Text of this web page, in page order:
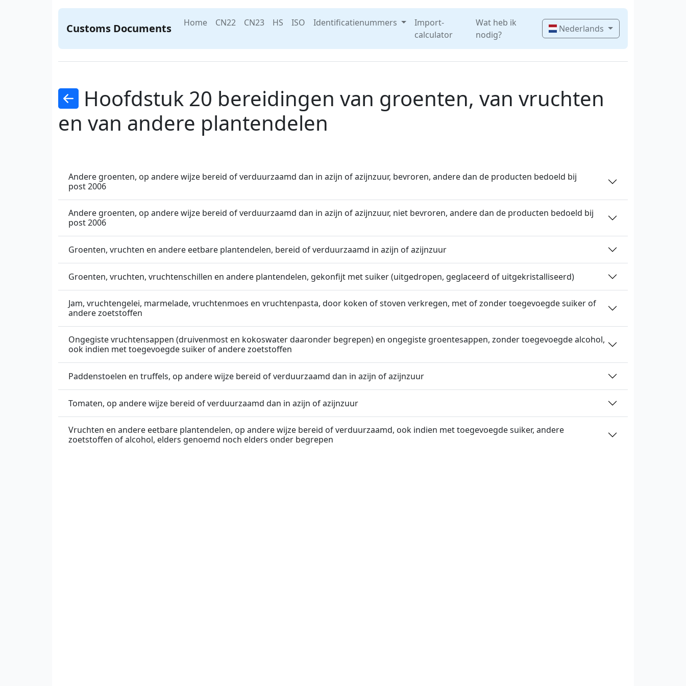
Customs Documents Home CN22 CN23 HS ISO Identificatienummers
Import-
calculator
Wat heb ik
nodig?
Nederlands
Hoofdstuk 20 bereidingen van groenten, van vruchten
en van andere plantendelen
Andere groenten, op andere wijze bereid of verduurzaamd dan in azijn of azijnzuur, bevroren, andere dan de producten bedoeld bij
post 2006
Andere groenten, op andere wijze bereid of verduurzaamd dan in azijn of azijnzuur, niet bevroren, andere dan de producten bedoeld bij
post 2006
Groenten, vruchten en andere eetbare plantendelen, bereid of verduurzaamd in azijn of azijnzuur
Groenten, vruchten, vruchtenschillen en andere plantendelen, gekonfijt met suiker (uitgedropen, geglaceerd of uitgekristalliseerd)
Jam, vruchtengelei, marmelade, vruchtenmoes en vruchtenpasta, door koken of stoven verkregen, met of zonder toegevoegde suiker of
andere zoetstoffen
Ongegiste vruchtensappen (druivenmost en kokoswater daaronder begrepen) en ongegiste groentesappen, zonder toegevoegde alcohol,
ook indien met toegevoegde suiker of andere zoetstoffen
Paddenstoelen en truffels, op andere wijze bereid of verduurzaamd dan in azijn of azijnzuur
Tomaten, op andere wijze bereid of verduurzaamd dan in azijn of azijnzuur
Vruchten en andere eetbare plantendelen, op andere wijze bereid of verduurzaamd, ook indien met toegevoegde suiker, andere
zoetstoffen of alcohol, elders genoemd noch elders onder begrepen